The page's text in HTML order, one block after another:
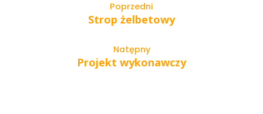
Poprzedni
Strop żelbetowy
Natępny
Projekt wykonawczy